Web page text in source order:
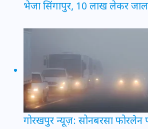
भेजा सिंगापुर, 10 लाख लेकर
गोरखपुर न्यूज़: सोनबरसा फोरलेन